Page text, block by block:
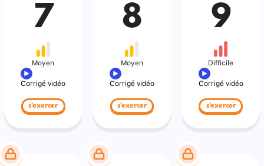
7
Moyen
Corrigé vidéo
s'exercer
8
Moyen
Corrigé vidéo
s'exercer
9
Difficile
Corrigé vidéo
s'exercer